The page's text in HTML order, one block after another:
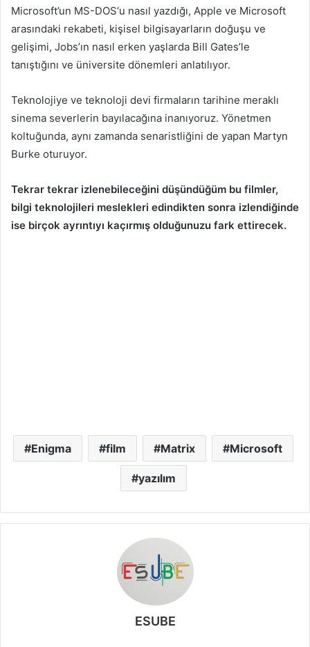
Microsoft’un MS-DOS‘u nasıl yazdığı, Apple ve Microsoft
arasındaki rekabeti, kişisel bilgisayarların doğuşu ve
gelişimi, Jobs’ın nasıl erken yaşlarda Bill Gates’le
tanıştığını ve üniversite dönemleri anlatılıyor.
Teknolojiye ve teknoloji devi firmaların tarihine meraklı
sinema severlerin bayılacağına inanıyoruz. Yönetmen
koltuğunda, aynı zamanda senaristliğini de yapan Martyn
Burke oturuyor.
Tekrar tekrar izlenebileceğini düşündüğüm bu filmler,
bilgi teknolojileri meslekleri edindikten sonra izlendiğinde
ise birçok ayrıntıyı kaçırmış olduğunuzu fark ettirecek.
Enigma film Matrix Microsoft
yazılım
ESUBE